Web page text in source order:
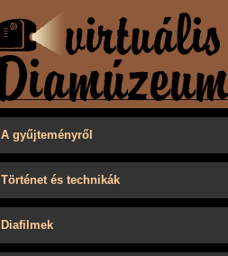
A gyűjteményről
Történet és technikák
Diafilmek